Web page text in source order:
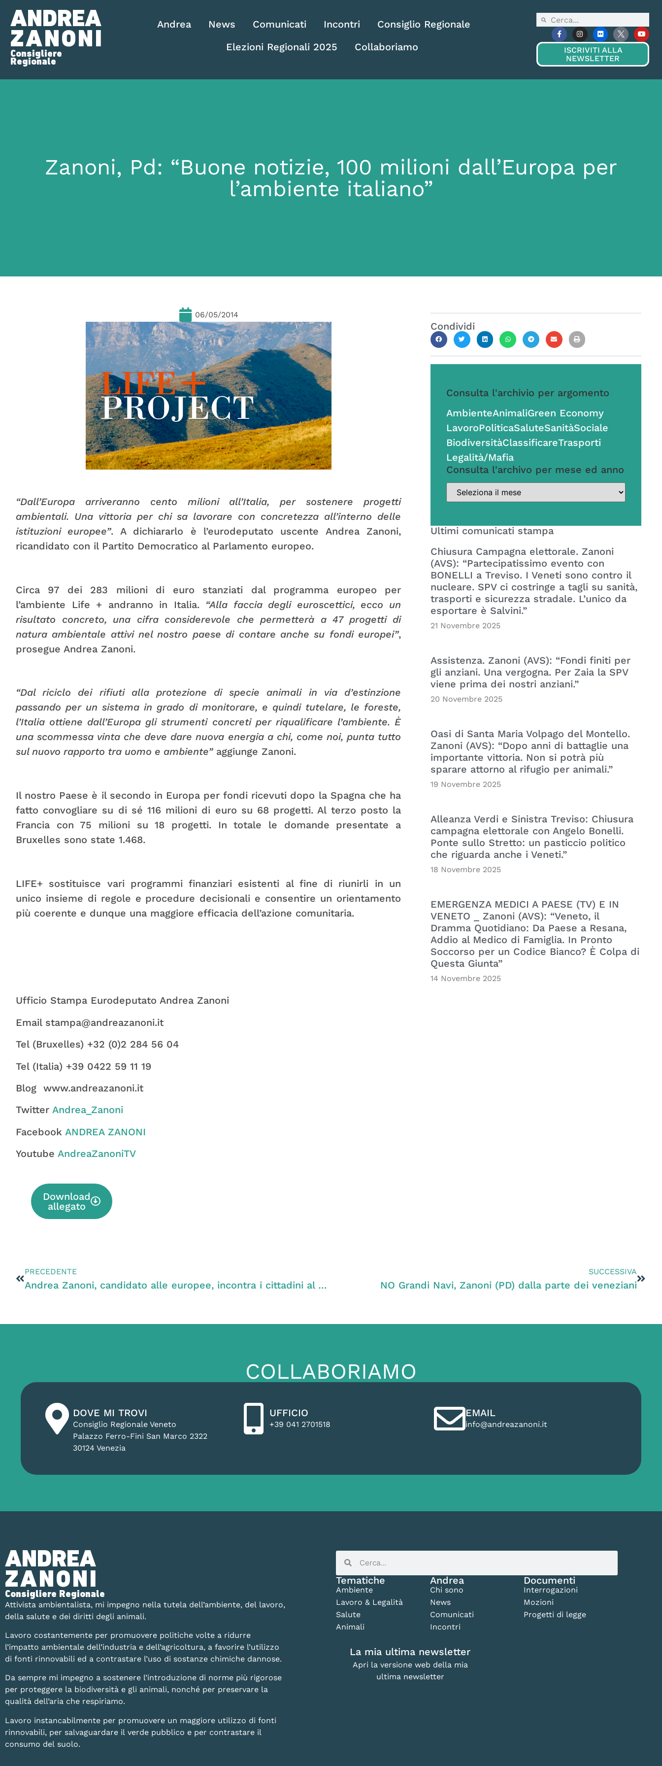
ANDREA
ZANONI
Consigliere
Regionale
Andrea News Comunicati Incontri
Consiglio Regionale
Elezioni Regionali 2025
Collaboriamo
ISCRIVITI ALLA
NEWSLETTER
Zanoni, Pd: “Buone notizie, 100 milioni dall’Europa per
l’ambiente italiano”
06/05/2014
“Dall’Europa arriveranno cento milioni all’Italia, per sostenere progetti
ambientali. Una vittoria per chi sa lavorare con concretezza all’interno delle
istituzioni europee”. A dichiararlo è l’eurodeputato uscente Andrea Zanoni,
ricandidato con il Partito Democratico al Parlamento europeo.
Circa 97 dei 283 milioni di euro stanziati dal programma europeo per
l’ambiente Life + andranno in Italia. “Alla faccia degli euroscettici, ecco un
risultato concreto, una cifra considerevole che permetterà a 47 progetti di
natura ambientale attivi nel nostro paese di contare anche su fondi europei”,
prosegue Andrea Zanoni.
“Dal riciclo dei rifiuti alla protezione di specie animali in via d’estinzione
passando per un sistema in grado di monitorare, e quindi tutelare, le foreste,
l’Italia ottiene dall’Europa gli strumenti concreti per riqualificare l’ambiente. È
una scommessa vinta che deve dare nuova energia a chi, come noi, punta tutto
sul nuovo rapporto tra uomo e ambiente”aggiunge Zanoni.
Il nostro Paese è il secondo in Europa per fondi ricevuti dopo la Spagna che ha
fatto convogliare su di sé 116 milioni di euro su 68 progetti. Al terzo posto la
Francia con 75 milioni su 18 progetti. In totale le domande presentate a
Bruxelles sono state 1.468.
LIFE+ sostituisce vari programmi finanziari esistenti al fine di riunirli in un
unico insieme di regole e procedure decisionali e consentire un orientamento
più coerente e dunque una maggiore efficacia dell’azione comunitaria.
Ufficio Stampa Eurodeputato Andrea Zanoni
Email stampa@andreazanoni.it
Tel (Bruxelles) +32 (0)2 284 56 04
Tel (Italia) +39 0422 59 11 19
Blog www.andreazanoni.it
Twitter Andrea_Zanoni
Facebook ANDREA ZANONI
Youtube AndreaZanoniTV
Download
allegato
Condividi
Consulta l'archivio per argomento
AmbienteAnimaliGreen Economy
LavoroPoliticaSaluteSanitàSociale
BiodiversitàClassificareTrasporti
Legalità/Mafia
Consulta l'archivo per mese ed anno
Ultimi comunicati stampa
Chiusura Campagna elettorale. Zanoni
(AVS): “Partecipatissimo evento con
BONELLI a Treviso. I Veneti sono contro il
nucleare. SPV ci costringe a tagli su sanità,
trasporti e sicurezza stradale. L’unico da
esportare è Salvini.”
21 Novembre 2025
Assistenza. Zanoni (AVS): “Fondi finiti per
gli anziani. Una vergogna. Per Zaia la SPV
viene prima dei nostri anziani.”
20 Novembre 2025
Oasi di Santa Maria Volpago del Montello.
Zanoni (AVS): “Dopo anni di battaglie una
importante vittoria. Non si potrà più
sparare attorno al rifugio per animali.”
19 Novembre 2025
Alleanza Verdi e Sinistra Treviso: Chiusura
campagna elettorale con Angelo Bonelli.
Ponte sullo Stretto: un pasticcio politico
che riguarda anche i Veneti.”
18 Novembre 2025
EMERGENZA MEDICI A PAESE (TV) E IN
VENETO _ Zanoni (AVS): “Veneto, il
Dramma Quotidiano: Da Paese a Resana,
Addio al Medico di Famiglia. In Pronto
Soccorso per un Codice Bianco? È Colpa di
Questa Giunta”
14 Novembre 2025
PRECEDENTE
Andrea Zanoni, candidato alle europee, incontra i cittadini al mercato di Cavallino (VE)
SUCCESSIVA
NO Grandi Navi, Zanoni (PD) dalla parte dei veneziani
COLLABORIAMO
DOVE MI TROVI
Consiglio Regionale Veneto
Palazzo Ferro-Fini San Marco 2322
30124 Venezia
UFFICIO
+39 041 2701518
EMAIL
info@andreazanoni.it
ANDREA
ZANONI
Consigliere Regionale
Attivista ambientalista, mi impegno nella tutela dell’ambiente, del lavoro,
della salute e dei diritti degli animali.
Lavoro costantemente per promuovere politiche volte a ridurre
l’impatto ambientale dell’industria e dell’agricoltura, a favorire l’utilizzo
di fonti rinnovabili ed a contrastare l’uso di sostanze chimiche dannose.
Da sempre mi impegno a sostenere l’introduzione di norme più rigorose
per proteggere la biodiversità e gli animali, nonché per preservare la
qualità dell’aria che respiriamo.
Lavoro instancabilmente per promuovere un maggiore utilizzo di fonti
rinnovabili, per salvaguardare il verde pubblico e per contrastare il
consumo del suolo.
Tematiche
Ambiente
Lavoro & Legalità
Salute
Animali
Andrea
Chi sono
News
Comunicati
Incontri
Documenti
Interrogazioni
Mozioni
Progetti di legge
La mia ultima newsletter
Apri la versione web della mia
ultima newsletter